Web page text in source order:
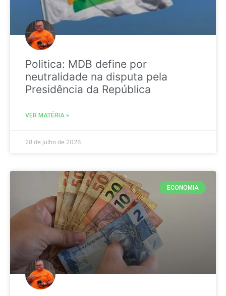
Politica: MDB define por
neutralidade na disputa pela
Presidência da República
VER MATÉRIA »
28 de julho de 2026
ECONOMIA